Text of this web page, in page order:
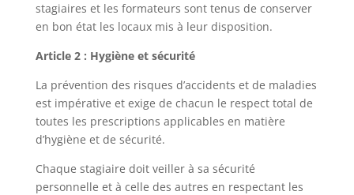
stagiaires et les formateurs sont tenus de conserver
en bon état les locaux mis à leur disposition.
Article 2 : Hygiène et sécurité
La prévention des risques d’accidents et de maladies
est impérative et exige de chacun le respect total de
toutes les prescriptions applicables en matière
d’hygiène et de sécurité.
Chaque stagiaire doit veiller à sa sécurité
personnelle et à celle des autres en respectant les